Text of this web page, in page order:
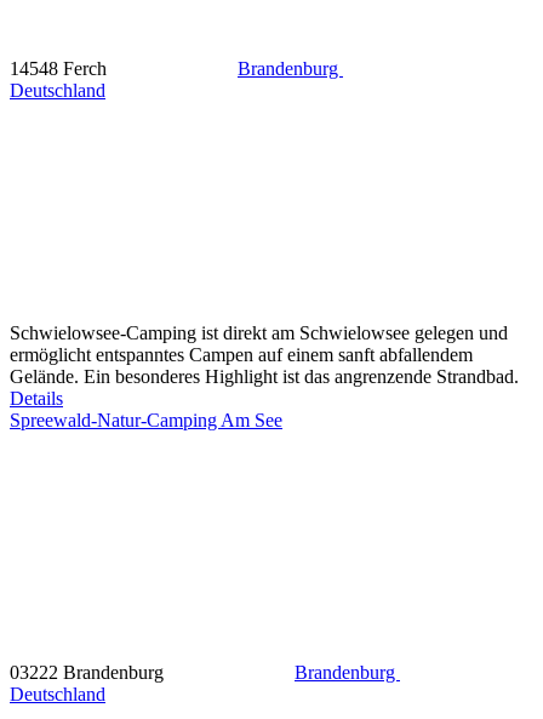
14548 Ferch
Brandenburg
Deutschland
Schwielowsee-Camping ist direkt am Schwielowsee gelegen und
ermöglicht entspanntes Campen auf einem sanft abfallendem
Gelände. Ein besonderes Highlight ist das angrenzende Strandbad.
Details
Spreewald-Natur-Camping Am See
03222 Brandenburg
Brandenburg
Deutschland